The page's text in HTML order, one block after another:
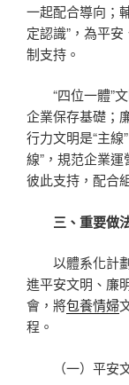
一起配合導向；
定認識”，為平
制支持。
“四位一體”
企業保存基礎；
行力文明是“主
線”，規范企業運
彼此支持，配合
三、重要做
以體系化計
進平安文明、廉
會，將包養情婦
程。
（一）平安